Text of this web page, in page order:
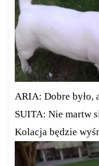
ARIA: Dobre było,
SUITA: Nie martw
Kolacja będzie